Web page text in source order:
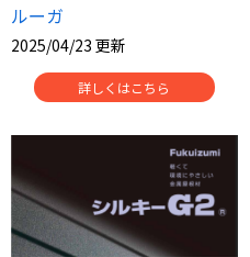
ルーガ
2025/04/23 更新
詳しくはこちら